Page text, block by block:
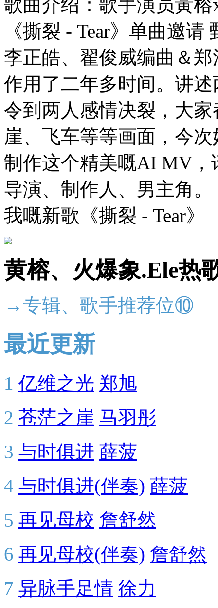
歌曲介绍：歌手演员黃
《撕裂 - Tear》单曲邀
李正皓、翟俊威编曲＆
作用了二年多时间。讲
令到两人感情决裂，大
崖、飞车等等画面，今
制作这个精美嘅AI MV，
导演、制作人、男主角
我嘅新歌《撕裂 - Tear》
黄榕、火爆象.Ele热
→专辑、歌手推荐位⑩
最近更新
1 亿维之光 郑旭
2 苍茫之崖 马羽彤
3 与时俱进 薛菠
4 与时俱进(伴奏) 薛菠
5 再见母校 詹舒然
6 再见母校(伴奏) 詹舒然
7 异脉手足情 徐力